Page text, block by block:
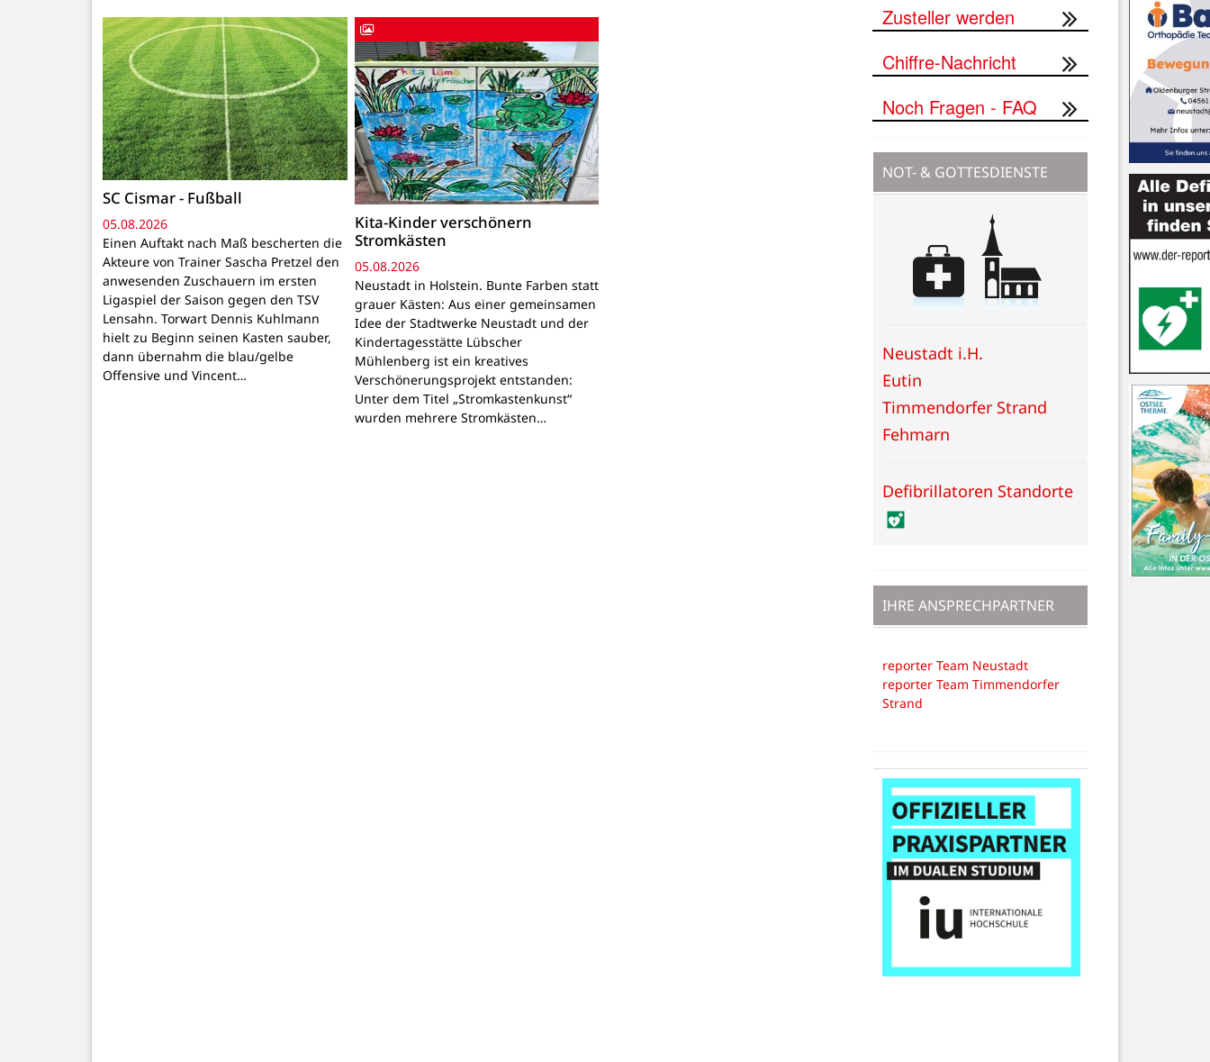
SC Cismar - Fußball
05.08.2026
Einen Auftakt nach Maß bescherten die
Akteure von Trainer Sascha Pretzel den
anwesenden Zuschauern im ersten
Ligaspiel der Saison gegen den TSV
Lensahn. Torwart Dennis Kuhlmann
hielt zu Beginn seinen Kasten sauber,
dann übernahm die blau/gelbe
Offensive und Vincent…
Kita-Kinder verschönern
Stromkästen
05.08.2026
Neustadt in Holstein. Bunte Farben statt
grauer Kästen: Aus einer gemeinsamen
Idee der Stadtwerke Neustadt und der
Kindertagesstätte Lübscher
Mühlenberg ist ein kreatives
Verschönerungsprojekt entstanden:
Unter dem Titel „Stromkastenkunst“
wurden mehrere Stromkästen…
Zusteller werden
Chiffre-Nachricht
Noch Fragen - FAQ
NOT- & GOTTESDIENSTE
Neustadt i.H.
Eutin
Timmendorfer Strand
Fehmarn
Defibrillatoren Standorte
IHRE ANSPRECHPARTNER
reporter Team Neustadt
reporter Team Timmendorfer
Strand